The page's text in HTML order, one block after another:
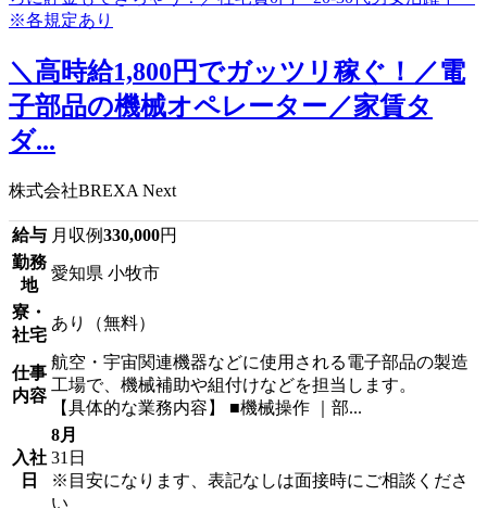
＼高時給1,800円でガッツリ稼ぐ！／電
子部品の機械オペレーター／家賃タ
ダ...
株式会社BREXA Next
給与 月収例330,000円
勤務
地
愛知県 小牧市
寮・
社宅
あり（無料）
仕事
内容
航空・宇宙関連機器などに使用される電子部品の製造
工場で、機械補助や組付けなどを担当します。
【具体的な業務内容】 ■機械操作 ｜部...
入社
日
8月
31日
※目安になります、表記なしは面接時にご相談くださ
い